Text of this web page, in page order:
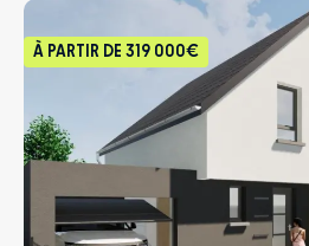
l’acquisition du terrain
À PARTIR DE 319 000€